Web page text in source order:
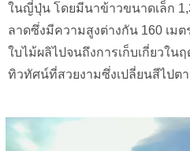
ในญี่ปุ่น โดยมีนาข้าวขนาดเล็ก
ลาดซึ่งมีความสูงต่างกัน 160 เม
ใบไม้ผลิไปจนถึงการเก็บเกี่ยวใ
ทิวทัศน์ที่สวยงามซึ่งเปลี่ยนสีไปต